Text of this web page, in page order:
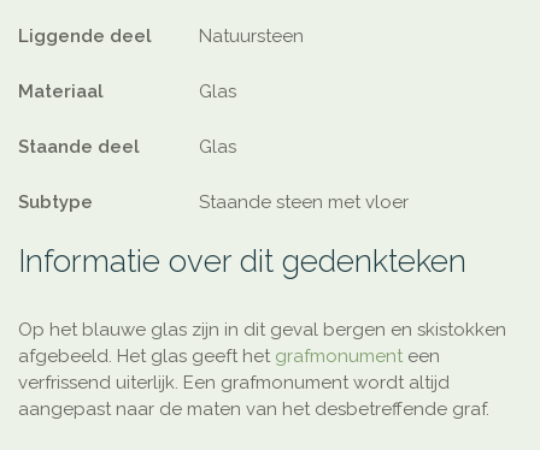
Liggende deel Natuursteen
Materiaal Glas
Staande deel Glas
Subtype Staande steen met vloer
Informatie over dit gedenkteken
Op het blauwe glas zijn in dit geval bergen en skistokken
afgebeeld. Het glas geeft het grafmonument een
verfrissend uiterlijk. Een grafmonument wordt altijd
aangepast naar de maten van het desbetreffende graf.